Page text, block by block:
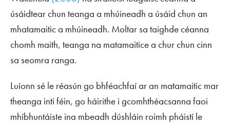
úsáidtear chun teanga a mhúineadh a úsáid chun an
mhatamaitic a mhúineadh. Moltar sa taighde céanna
chomh maith, teanga na matamaitice a chur chun cinn
sa seomra ranga.
Luíonn sé le réasún go bhféachfaí ar an matamaitic mar
theanga inti féin, go háirithe i gcomhthéacsanna faoi
mhíbhuntáiste ina mbeadh dúshláin roimh pháistí le